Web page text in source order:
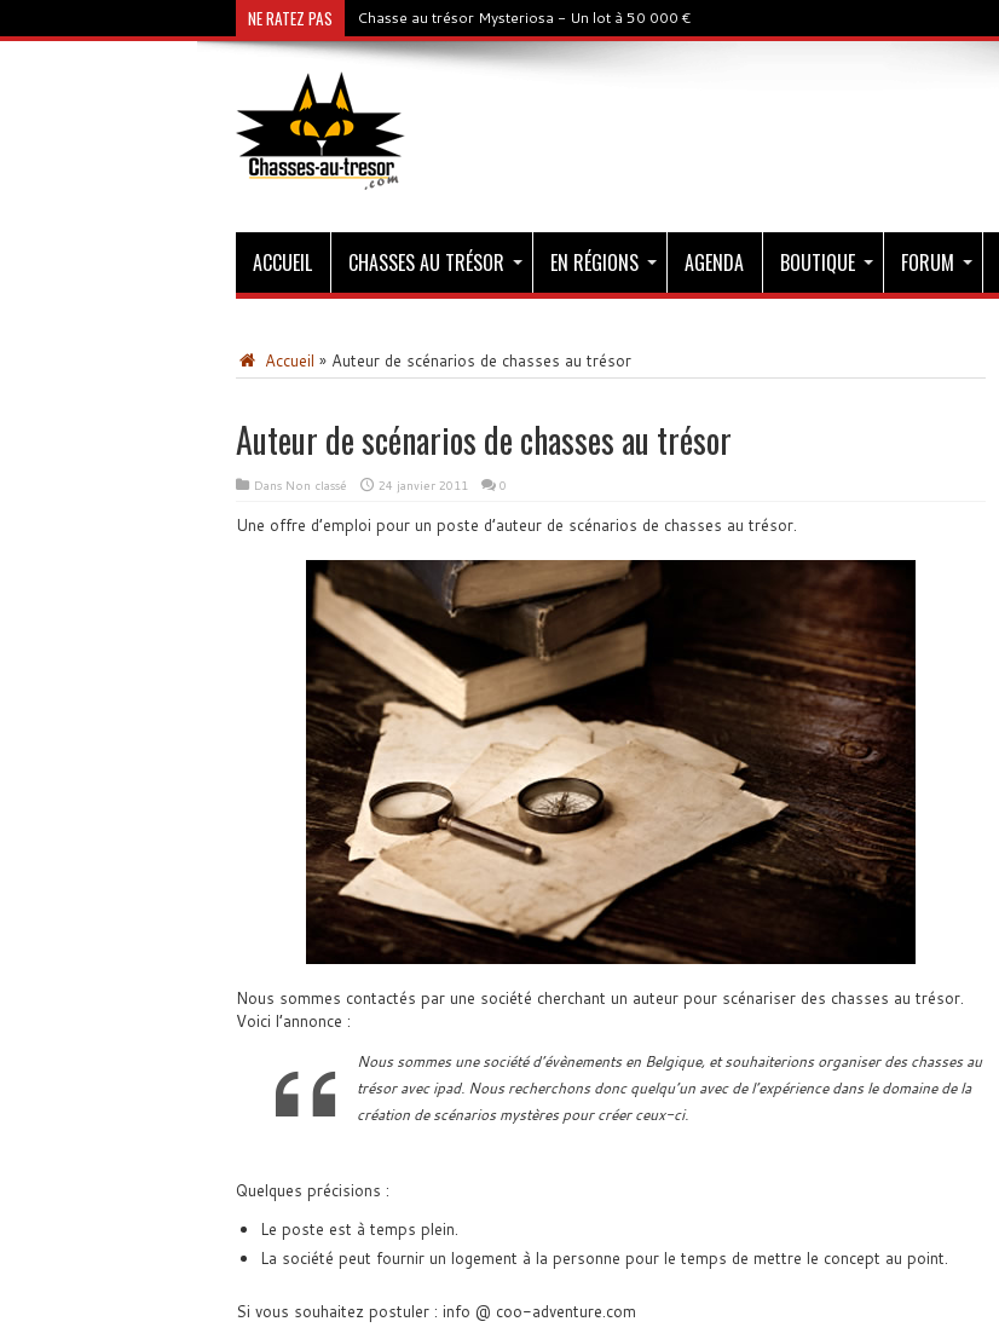
NE RATEZ PAS Chasse au trésor Mysteriosa - Un lot à 50 000 €
ACCUEIL CHASSES AU TRÉSOR EN RÉGIONS AGENDA BOUTIQUE FORUM
Accueil » Auteur de scénarios de chasses au trésor
Auteur de scénarios de chasses au trésor
Dans Non classé 24 janvier 2011 0
Une offre d’emploi pour un poste d’auteur de scénarios de chasses au trésor.
Nous sommes contactés par une société cherchant un auteur pour scénariser des chasses au trésor.
Voici l’annonce :
Nous sommes une société d’évènements en Belgique, et souhaiterions organiser des chasses au
trésor avec ipad. Nous recherchons donc quelqu’un avec de l’expérience dans le domaine de la
création de scénarios mystères pour créer ceux-ci.
Quelques précisions :
Le poste est à temps plein.
La société peut fournir un logement à la personne pour le temps de mettre le concept au point.
Si vous souhaitez postuler : info @ coo-adventure.com